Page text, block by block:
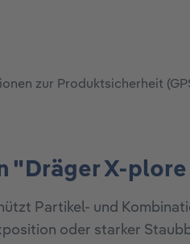
zur Produktsicherheit
"Dräger X-
Partikel- und
oder starker